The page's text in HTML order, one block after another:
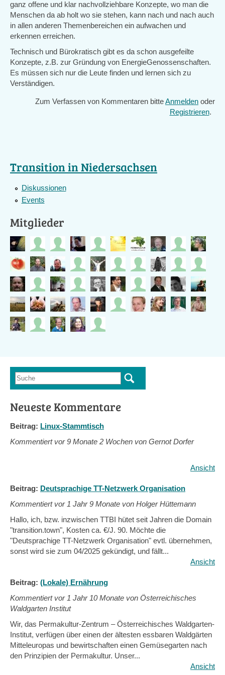
ganz offene und klar nachvollziehbare Konzepte, wo man die
Menschen da ab holt wo sie stehen, kann nach und nach auch
in allen anderen Themenbereichen ein aufwachen und
erkennen erreichen.
Technisch und Bürokratisch gibt es da schon ausgefeilte
Konzepte, z.B. zur Gründung von EnergieGenossenschaften.
Es müssen sich nur die Leute finden und lernen sich zu
Verständigen.
Zum Verfassen von Kommentaren bitteAnmelden oder
Registrieren.
Transition in Niedersachsen
Diskussionen
Events
Mitglieder
Suchformular
Suche
Neueste Kommentare
Beitrag: Linux-Stammtisch
Kommentiert vor9 Monate 2 Wochen von Gernot Dorfer
Ansicht
Beitrag: Deutsprachige TT-Netzwerk Organisation
Kommentiert vor 1 Jahr 9 Monate von Holger Hüttemann
Hallo, ich, bzw. inzwischen TTBI hütet seit Jahren die Domain
"transition.town", Kosten ca. €/J. 90. Möchte die
"Deutsprachige TT-Netzwerk Organisation" evtl. übernehmen,
sonst wird sie zum 04/2025 gekündigt, und fällt...
Ansicht
Beitrag: (Lokale) Ernährung
Kommentiert vor 1 Jahr 10 Monate von Österreichisches
Waldgarten Institut
Wir, das Permakultur-Zentrum – Österreichisches Waldgarten-
Institut, verfügen über einen der ältesten essbaren Waldgärten
Mitteleuropas und bewirtschaften einen Gemüsegarten nach
den Prinzipien der Permakultur. Unser...
Ansicht